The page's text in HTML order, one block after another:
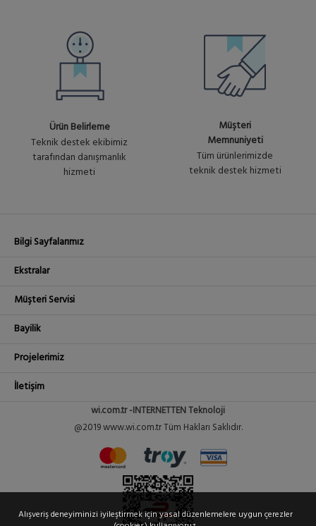
Ürün Belirleme
Teknik destek ekibimiz
tarafından danışmanlık
hizmeti
Müşteri
Memnuniyeti
Tüm ürünlerimizde
teknik destek hizmeti
Bilgi Sayfalarımız
Ekstralar
Müşteri Servisi
Bayilik
Projelerimiz
İletişim
wi.com.tr -INTERNETTEN Teknoloji
@2019 www.wi.com.tr Tüm Hakları Saklıdır.
Alışveriş deneyiminizi iyileştirmek için yasal düzenlemelere uygun çerezler